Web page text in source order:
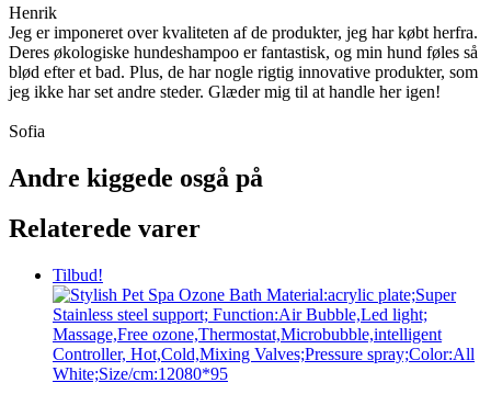
Henrik
Jeg er imponeret over kvaliteten af de produkter, jeg har købt herfra.
Deres økologiske hundeshampoo er fantastisk, og min hund føles så
blød efter et bad. Plus, de har nogle rigtig innovative produkter, som
jeg ikke har set andre steder. Glæder mig til at handle her igen!
Sofia
Andre kiggede osgå på
Relaterede varer
Tilbud!